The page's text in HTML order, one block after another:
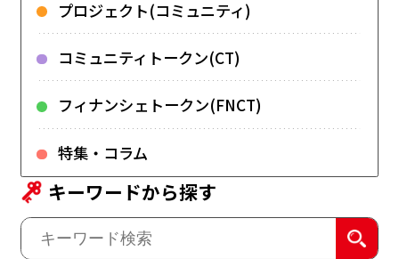
プロジェクト(コミュニティ)
コミュニティトークン(CT)
フィナンシェトークン(FNCT)
特集・コラム
キーワードから探す